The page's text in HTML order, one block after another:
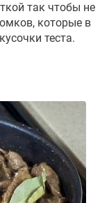
так чтобы не
которые в
теста.